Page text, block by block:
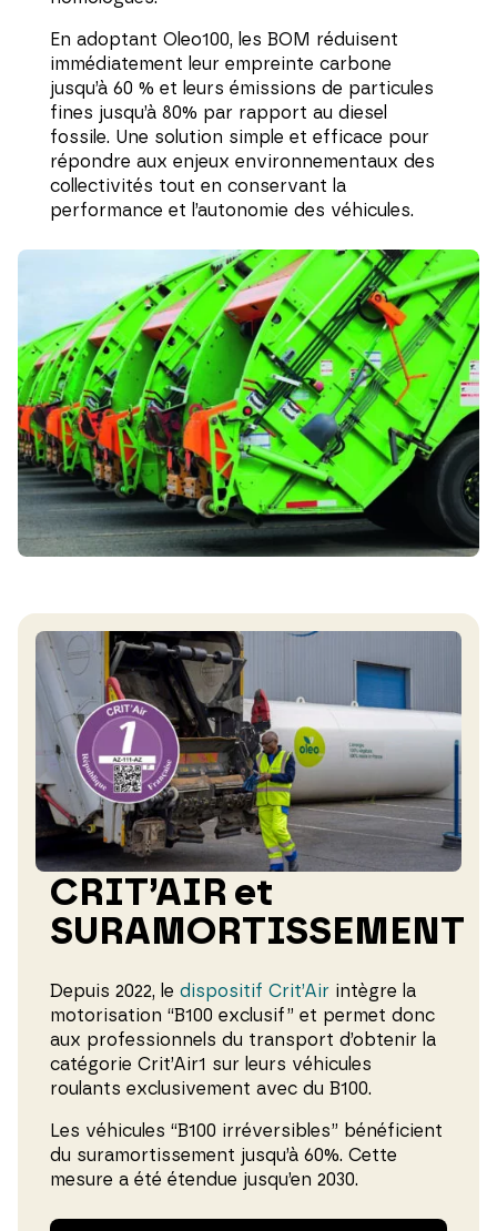
En adoptant Oleo100, les BOM réduisent
immédiatement leur empreinte carbone
jusqu’à 60 % et leurs émissions de particules
fines jusqu’à 80% par rapport au diesel
fossile. Une solution simple et efficace pour
répondre aux enjeux environnementaux des
collectivités tout en conservant la
performance et l’autonomie des véhicules.
CRIT’AIR et
SURAMORTISSEMENT
Depuis 2022, le dispositif Crit’Air intègre la
motorisation “B100 exclusif” et permet donc
aux professionnels du transport d’obtenir la
catégorie Crit’Air1 sur leurs véhicules
roulants exclusivement avec du B100.
Les véhicules “B100 irréversibles” bénéficient
du suramortissement jusqu’à 60%. Cette
mesure a été étendue jusqu’en 2030.